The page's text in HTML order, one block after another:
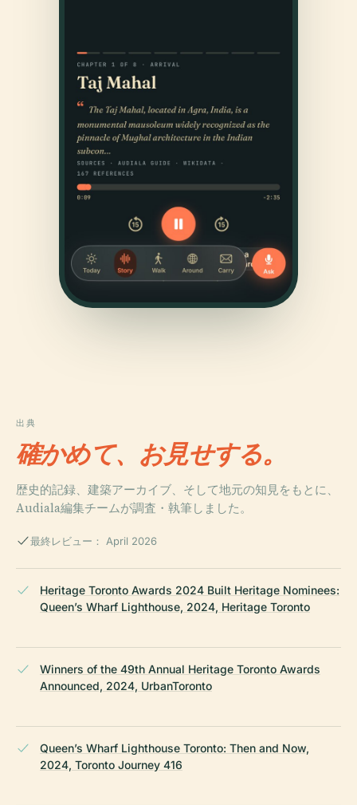
出典
確かめて、お見せする。
歴史的記録、建築アーカイブ、そして地元の知見をもとに、
Audiala編集チームが調査・執筆しました。
最終レビュー： April 2026
Heritage Toronto Awards 2024 Built Heritage Nominees:
Queen’s Wharf Lighthouse, 2024, Heritage Toronto
Winners of the 49th Annual Heritage Toronto Awards
Announced, 2024, UrbanToronto
Queen’s Wharf Lighthouse Toronto: Then and Now,
2024, Toronto Journey 416